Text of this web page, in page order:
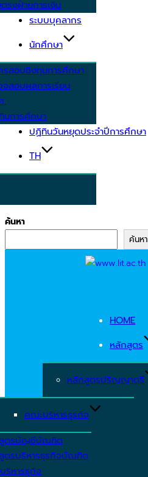
รงฝ่ายการเงิน
ระบบบุคลากร
นักศึกษา
รสอบชิงทุนการศึกษา
สอบผลการเรียน
.
นการศึกษา
ปฏิทินวันหยุดประจำปีการศึกษา
TH
ค้นหา
ค้นหา
HOME
หลักสูตร
หลักสูตรปริญญาตรี
คณะบริหารธุรกิจ
ตรบัญชีบัณฑิต
ตรบริหารธุรกิจบัณฑิต
ริหารธุกิจ